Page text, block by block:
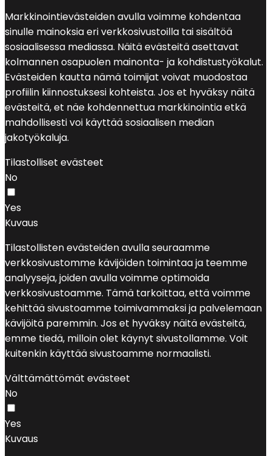
Markkinointievästeiden avulla voimme kohdentaa
sinulle mainoksia eri verkkosivustoilla tai sisältöä
sosiaalisessa mediassa. Näitä evästeitä asettavat
kolmannen osapuolen mainonta- ja kohdistustyökalut.
Evästeiden kautta nämä toimijat voivat muodostaa
profiilin kiinnostuksesi kohteista. Jos et hyväksy näitä
evästeitä, et näe kohdennettua markkinointia etkä
mahdollisesti voi käyttää sosiaalisen median
jakotyökaluja.
Tilastolliset evästeet
No
Yes
Kuvaus
Tilastollisten evästeiden avulla seuraamme
verkkosivustomme kävijöiden toimintaa ja teemme
analyyseja, joiden avulla voimme optimoida
verkkosivustoamme. Tämä tarkoittaa, että voimme
kehittää sivustoamme toimivammaksi ja palvelemaan
kävijöitä paremmin. Jos et hyväksy näitä evästeitä,
emme tiedä, milloin olet käynyt sivustollamme. Voit
kuitenkin käyttää sivustoamme normaalisti.
Välttämättömät evästeet
No
Yes
Kuvaus